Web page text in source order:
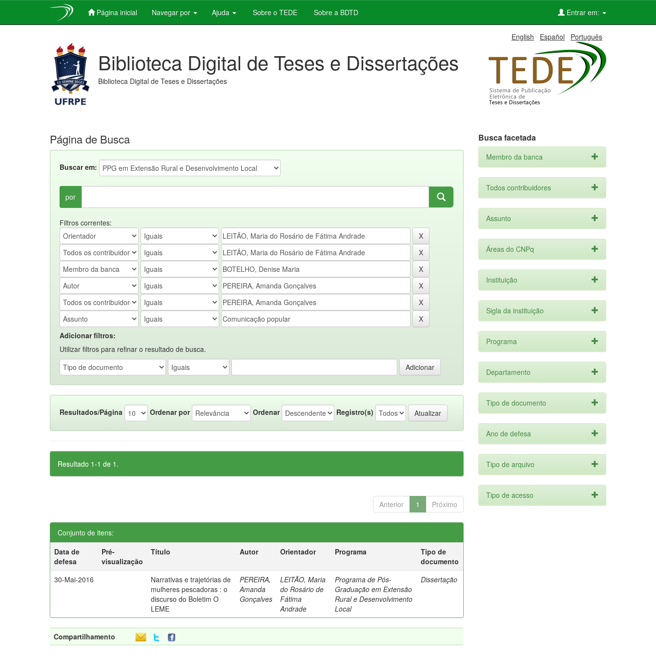
Página inicial Navegar por Ajuda Sobre o TEDE Sobre a BDTD Entrar em:
English Español Português
Biblioteca Digital de Teses e Dissertações
Biblioteca Digital de Teses e Dissertações
Página de Busca
Buscar em:
por
Filtros correntes:
Adicionar filtros:
Utilizar filtros para refinar o resultado de busca.
Resultados/Página Ordenar por Ordenar Registro(s)
Resultado 1-1 de 1.
Anterior 1 Próximo
Conjunto de itens:
Data de
defesa
Pré-
visualização
Título Autor Orientador Programa
Tipo de
documento
30-Mai-2016
Narrativas e trajetórias de
mulheres pescadoras : o
discurso do Boletim O
LEME
PEREIRA,
Amanda
Gonçalves
LEITÃO, Maria
do Rosário de
Fátima
Andrade
Programa de Pós-
Graduação em Extensão
Rural e Desenvolvimento
Local
Dissertação
Compartilhamento
Busca facetada
Membro da banca
Todos contribuidores
Assunto
Áreas do CNPq
Instituição
Sigla da instituição
Programa
Departamento
Tipo de documento
Ano de defesa
Tipo de arquivo
Tipo de acesso